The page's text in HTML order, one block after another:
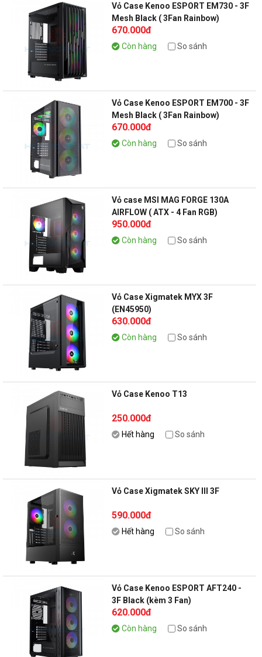
Vỏ Case Kenoo ESPORT EM730 - 3F
Mesh Black ( 3Fan Rainbow)
670.000đ
Còn hàng So sánh
Vỏ Case Kenoo ESPORT EM700 - 3F
Mesh Black ( 3Fan Rainbow)
670.000đ
Còn hàng So sánh
Vỏ case MSI MAG FORGE 130A
AIRFLOW ( ATX - 4 Fan RGB)
950.000đ
Còn hàng So sánh
Vỏ Case Xigmatek MYX 3F
(EN45950)
630.000đ
Còn hàng So sánh
Vỏ Case Kenoo T13
250.000đ
Hết hàng So sánh
Vỏ Case Xigmatek SKY III 3F
590.000đ
Hết hàng So sánh
Vỏ Case Kenoo ESPORT AFT240 -
3F Black (kèm 3 Fan)
620.000đ
Còn hàng So sánh